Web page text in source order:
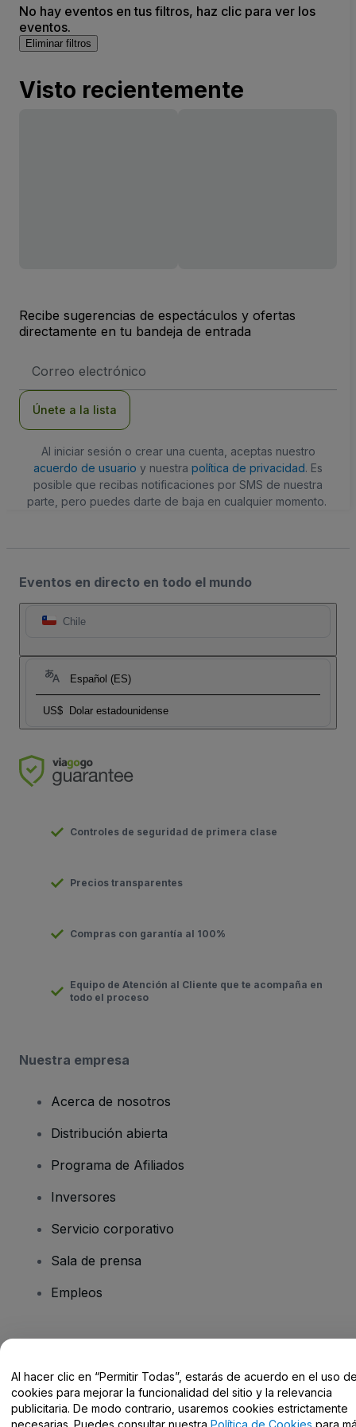
No hay eventos en tus filtros, haz clic para ver los
eventos.
Eliminar filtros
Visto recientemente
Recibe sugerencias de espectáculos y ofertas
directamente en tu bandeja de entrada
de
Únete a la lista
Al iniciar sesión o crear una cuenta, aceptas nuestro
acuerdo de usuario y nuestra política de privacidad. Es
posible que recibas notificaciones por SMS de nuestra
parte, pero puedes darte de baja en cualquier momento.
Eventos en directo en todo el mundo
Chile
Español (ES)
US$ Dolar estadounidense
Controles de seguridad de primera clase
Precios transparentes
Compras con garantía al 100%
Equipo de Atención al Cliente que te acompaña en
todo el proceso
Nuestra empresa
Acerca de nosotros
Distribución abierta
Programa de Afiliados
Inversores
Servicio corporativo
Sala de prensa
Empleos
Centro de Ayuda / Contacto
Al hacer clic en “Permitir Todas”, estarás de acuerdo en el uso
cookies para mejorar la funcionalidad del sitio y la relevancia
publicitaria. De modo contrario, usaremos cookies estrictamente
necesarias. Puedes consultar nuestra Política de Cookies para